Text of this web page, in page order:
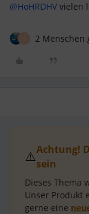
@HoHRDHV vielen
2 Menschen
⚠️Achtung!
sein
Dieses Thema
Unser Produkt
gerne eine